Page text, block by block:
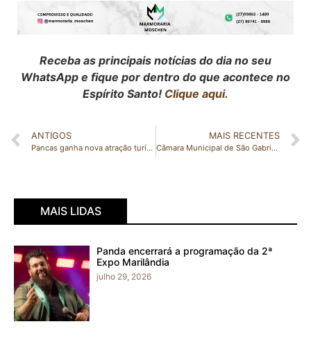
Receba as principais notícias do dia no seu
WhatsApp e fique por dentro do que acontece no
Espírito Santo! Clique aqui.
ANTIGOS
Pancas ganha nova atração turística: voos de balão já podem ser agendados
MAIS RECENTES
Câmara Municipal de São Gabriel da Palha realiza visita institucional ao Tribunal de Contas do Espírito Santo
MAIS LIDAS
Panda encerrará a programação da 2ª
Expo Marilândia
julho 29, 2026